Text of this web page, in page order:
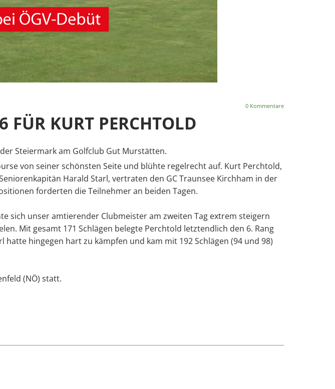
0 Kommentare
FÜR KURT PERCHTOLD
Steiermark am Golfclub Gut Murstätten.
von seiner schönsten Seite und blühte regelrecht auf. Kurt Perchtold,
Harald Starl, vertraten den GC Traunsee Kirchham in der
forderten die Teilnehmer an beiden Tagen.
sich unser amtierender Clubmeister am zweiten Tag extrem steigern
Mit gesamt 171 Schlägen belegte Perchtold letztendlich den 6. Rang
hingegen hart zu kämpfen und kam mit 192 Schlägen (94 und 98)
(NÖ) statt.